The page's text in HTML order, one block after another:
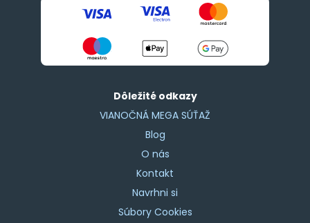
Dôležité odkazy
VIANOČNÁ MEGA SÚŤAŽ
Blog
O nás
Kontakt
Navrhni si
Súbory Cookies